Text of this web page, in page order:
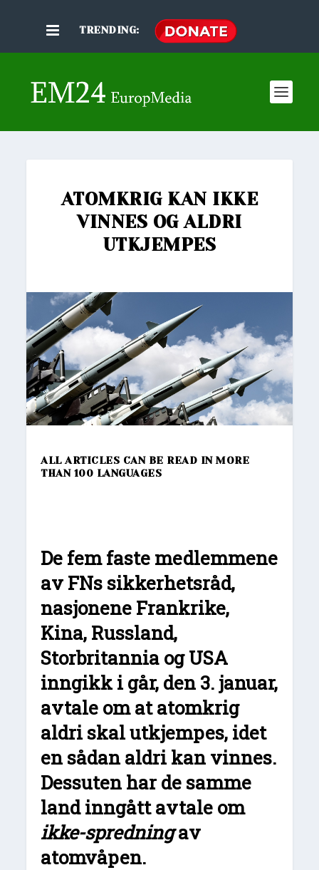
TRENDING:
ATOMKRIG KAN IKKE
VINNES OG ALDRI
UTKJEMPES
ALL ARTICLES CAN BE READ IN MORE
THAN 100 LANGUAGES
De fem faste medlemmene
av FNs sikkerhetsråd,
nasjonene Frankrike,
Kina, Russland,
Storbritannia og USA
inngikk i går, den 3. januar,
avtale om at atomkrig
aldri skal utkjempes, idet
en sådan aldri kan vinnes.
Dessuten har de samme
land inngått avtale om
ikke-spredningav
atomvåpen.